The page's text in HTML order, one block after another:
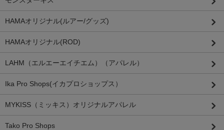
HAMAオリジナル(ルアー/グッズ)
HAMAオリジナル(ROD)
LAHM（エルエーエイチエム）（アパレル）
Ika Pro Shops(イカプロショップス）
MYKISS（ミッキス）オリジナルアパレル
Tako Pro Shops